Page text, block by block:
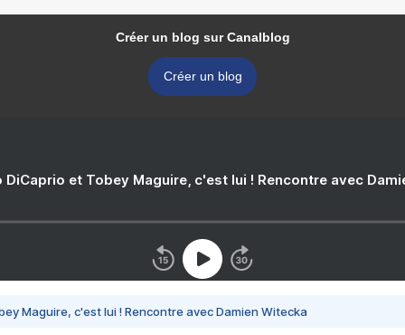
Créer un blog sur Canalblog
Créer un blog
DiCaprio et Tobey Maguire, c'est lui ! Rencontre avec
Maguire, c'est lui ! Rencontre avec Damien Witecka